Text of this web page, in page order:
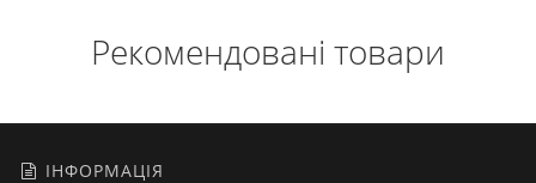
Рекомендовані товари
ІНФОРМАЦІЯ